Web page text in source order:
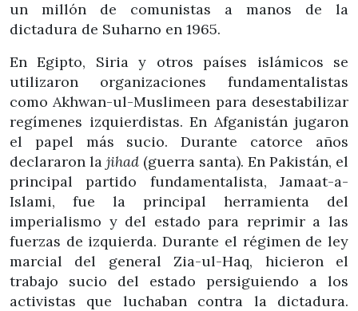
un millón de comunistas a manos de la
dictadura de Suharno en 1965.
En Egipto, Siria y otros países islámicos se
utilizaron organizaciones fundamentalistas
como Akhwan-ul-Muslimeen para desestabilizar
regímenes izquierdistas. En Afganistán jugaron
el papel más sucio. Durante catorce años
declararon la jihad (guerra santa). En Pakistán, el
principal partido fundamentalista, Jamaat-a-
Islami, fue la principal herramienta del
imperialismo y del estado para reprimir a las
fuerzas de izquierda. Durante el régimen de ley
marcial del general Zia-ul-Haq, hicieron el
trabajo sucio del estado persiguiendo a los
activistas que luchaban contra la dictadura.